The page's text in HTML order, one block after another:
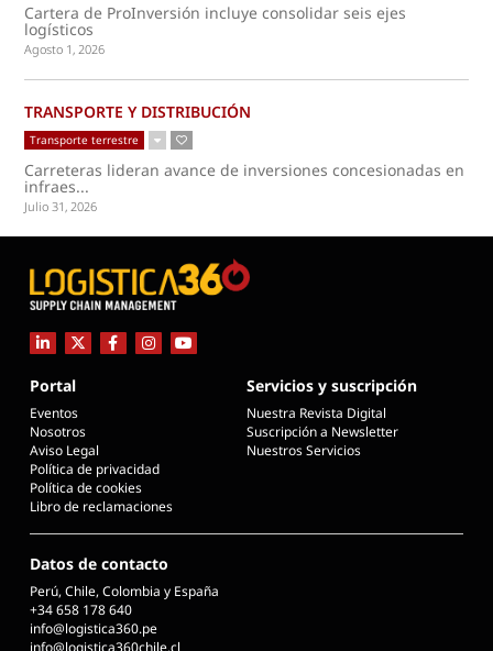
Cartera de ProInversión incluye consolidar seis ejes
logísticos
Agosto 1, 2026
TRANSPORTE Y DISTRIBUCIÓN
Transporte terrestre
Carreteras lideran avance de inversiones concesionadas en
infraes...
Julio 31, 2026
Portal
Eventos
Nosotros
Aviso Legal
Política de privacidad
Política de cookies
Libro de reclamaciones
Servicios y suscripción
Nuestra Revista Digital
Suscripción a Newsletter
Nuestros Servicios
Datos de contacto
Perú, Chile, Colombia y España
+34 658 178 640
info@logistica360.pe
info@logistica360chile.cl